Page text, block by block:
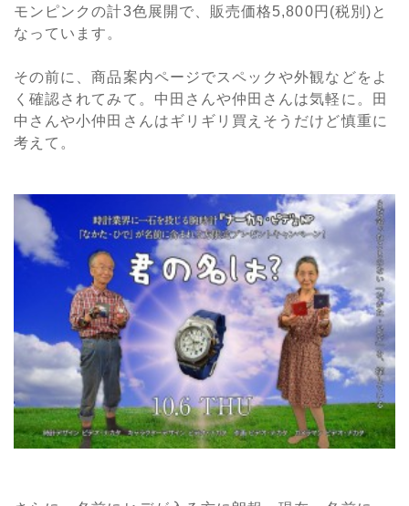
モンピンクの計3色展開で、販売価格5,800円(税別)と
なっています。
その前に、商品案内ページでスペックや外観などをよ
く確認されてみて。中田さんや仲田さんは気軽に。田
中さんや小仲田さんはギリギリ買えそうだけど慎重に
考えて。